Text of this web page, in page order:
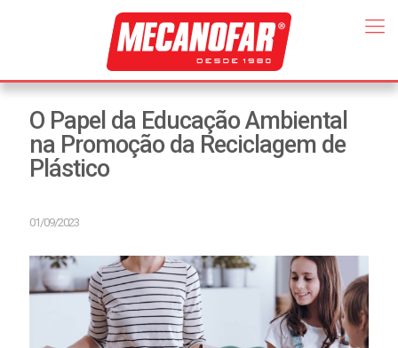
O Papel da Educação Ambiental
na Promoção da Reciclagem de
Plástico
01/09/2023